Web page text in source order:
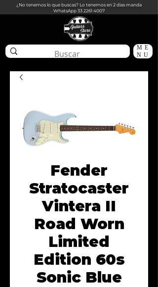
¿No tenemos lo que buscas? Lo tenemos en 2 dias manda
WhatsApp33 2261 4007
ME
NU
Fender
Stratocaster
Vintera II
Road Worn
Limited
Edition 60s
Sonic Blue